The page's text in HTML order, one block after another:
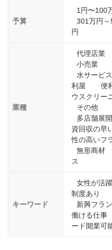
予算
1円〜100
301万円～
円
業種
代理店業
小売業
水サービス
利屋
便
ウスクリー
その他
多店舗展
資回収の早
性の高いフ
無形商材
ス
キーワード
女性が活躍
制度あり
新興フラ
働ける仕事
ード開業可